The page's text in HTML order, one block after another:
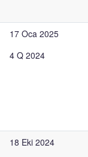
17 Oca 2025
4 Q 2024
18 Eki 2024